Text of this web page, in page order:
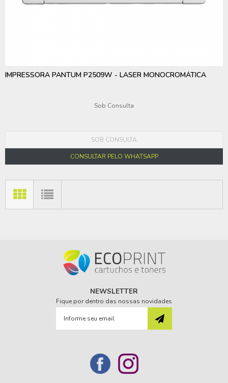
IMPRESSORA PANTUM P2509W - LASER MONOCROMÁTICA
Sob Consulta
SOB CONSULTA
CONSULTAR PELO WHATSAPP
NEWSLETTER
Fique por dentro das nossas novidades